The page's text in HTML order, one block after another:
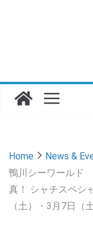
Home News &
鴨川シーワールド
真！ シャチスペシ
（土）・3月7日（